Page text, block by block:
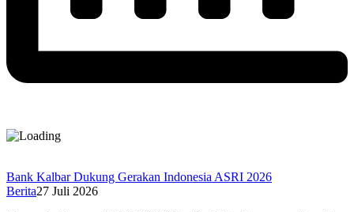
Bank Kalbar Dukung Gerakan Indonesia ASRI 2026
Berita27 Juli 2026